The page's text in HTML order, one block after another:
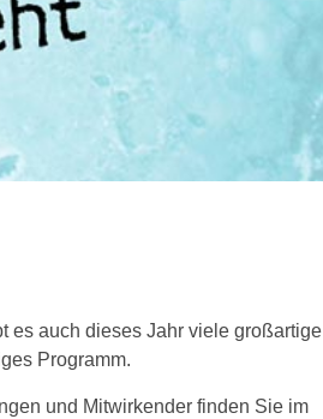
es auch dieses Jahr viele großartige
Programm.
und Mitwirkender finden Sie im